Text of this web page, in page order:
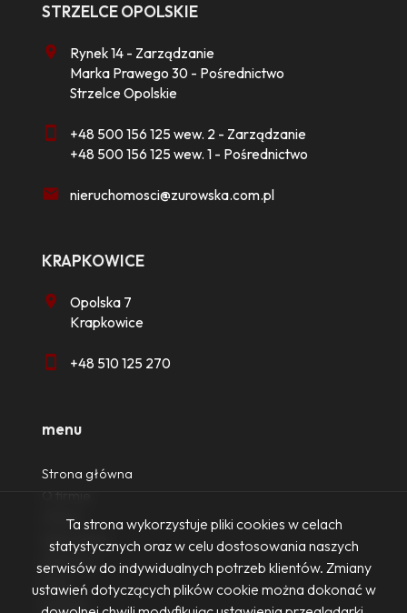
STRZELCE OPOLSKIE
Rynek 14 - Zarządzanie
Marka Prawego 30 - Pośrednictwo
Strzelce Opolskie
+48 500 156 125 wew. 2 - Zarządzanie
+48 500 156 125 wew. 1 - Pośrednictwo
nieruchomosci@zurowska.com.pl
KRAPKOWICE
Opolska 7
Krapkowice
+48 510 125 270
menu
Strona główna
Oferty
Zgłoszenia
Ulubione
Blog
Kontakt
Ta strona wykorzystuje pliki cookies w celach
statystycznych oraz w celu dostosowania naszych
serwisów do indywidualnych potrzeb klientów. Zmiany
ustawień dotyczących plików cookie można dokonać w